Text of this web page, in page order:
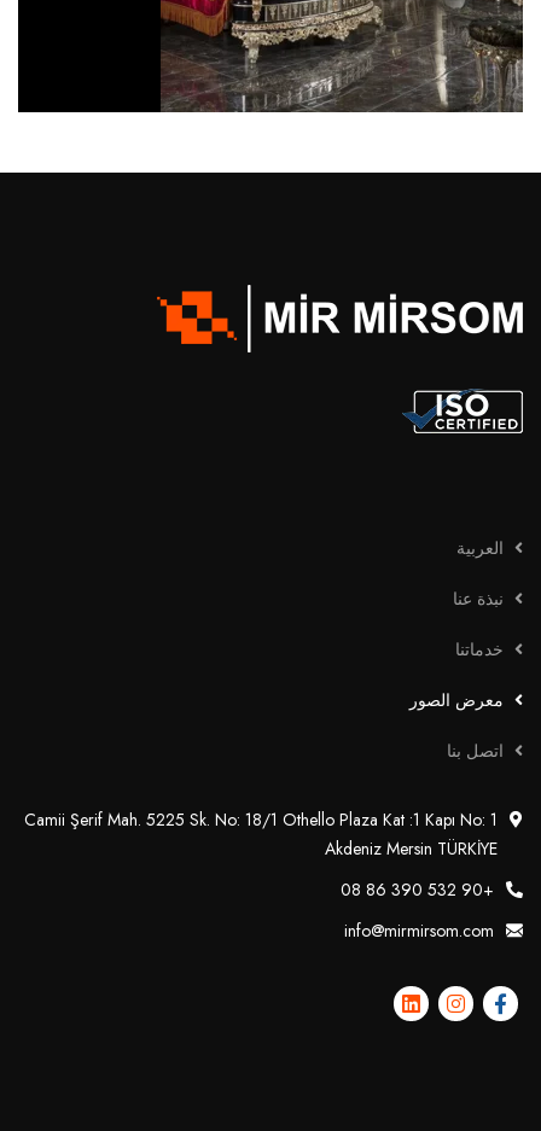
العربية
نبذة عنا
خدماتنا
معرض الصور
اتصل بنا
Camii Şerif Mah. 5225 Sk. No: 18/1 Othello Plaza Kat :1 Kapı No: 1
Akdeniz Mersin TÜRKİYE
+90 532 390 86 08
info@mirmirsom.com